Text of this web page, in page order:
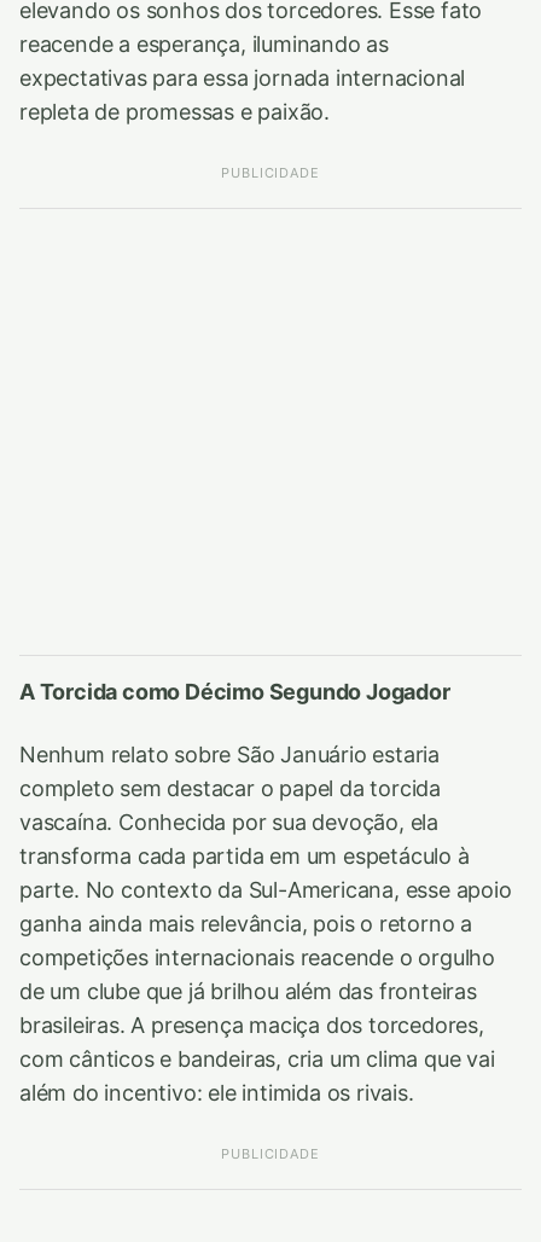
elevando os sonhos dos torcedores. Esse fato
reacende a esperança, iluminando as
expectativas para essa jornada internacional
repleta de promessas e paixão.
PUBLICIDADE
A Torcida como Décimo Segundo Jogador
Nenhum relato sobre São Januário estaria
completo sem destacar o papel da torcida
vascaína. Conhecida por sua devoção, ela
transforma cada partida em um espetáculo à
parte. No contexto da Sul-Americana, esse apoio
ganha ainda mais relevância, pois o retorno a
competições internacionais reacende o orgulho
de um clube que já brilhou além das fronteiras
brasileiras. A presença maciça dos torcedores,
com cânticos e bandeiras, cria um clima que vai
além do incentivo: ele intimida os rivais.
PUBLICIDADE